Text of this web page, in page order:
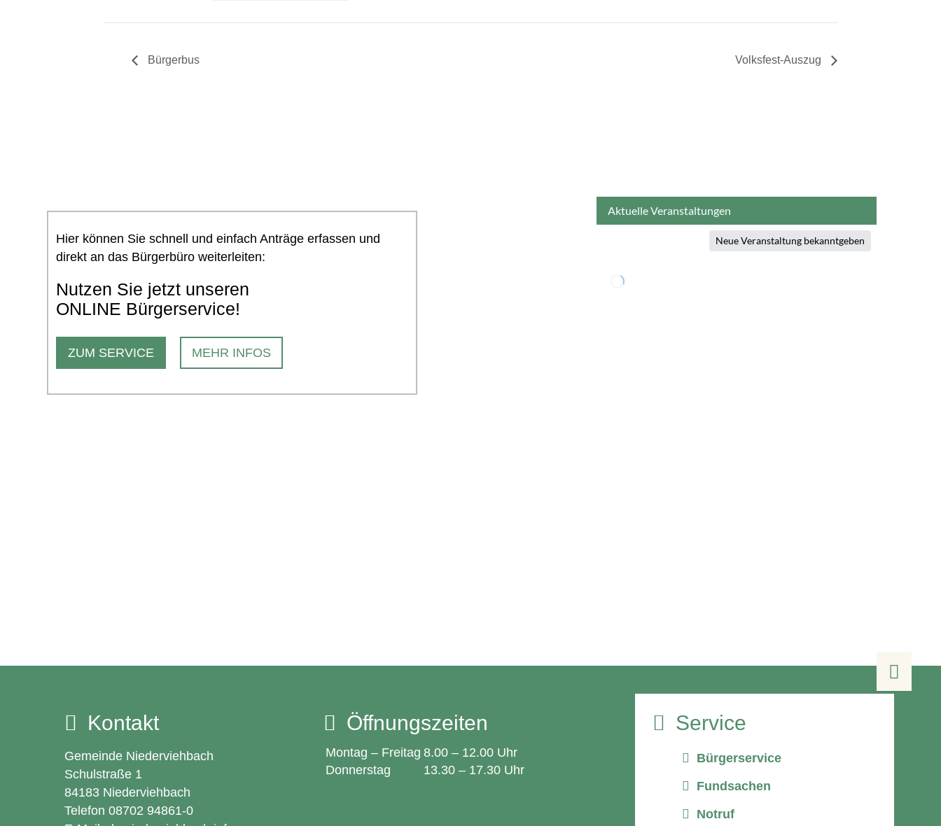
Bürgerbus Volksfest-Auszug
Hier können Sie schnell und einfach Anträge erfassen und
direkt an das Bürgerbüro weiterleiten:
Nutzen Sie jetzt unseren
ONLINE Bürgerservice!
ZUM SERVICE MEHR INFOS
Kontakt
Gemeinde Niederviehbach
Schulstraße 1
84183 Niederviehbach
Telefon 08702 94861-0
Öffnungszeiten
Montag – Freitag 8.00 – 12.00 Uhr
Donnerstag
13.30 – 17.30 Uhr
Service
Bürgerservice
Fundsachen
Notruf
